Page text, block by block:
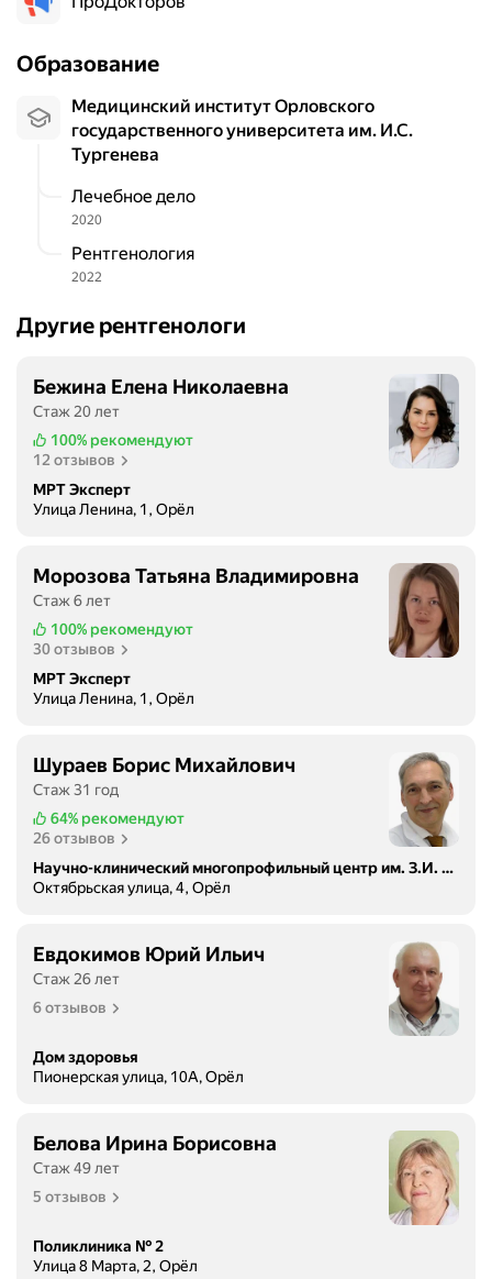
Образование
Медицинский институт Орловского
государственного университета им. И.С.
Тургенева
Лечебное дело
2020
Рентгенология
2022
Другие рентгенологи
Бежина Елена Николаевна
Стаж 20 лет
100% рекомендуют
12 отзывов
МРТ Эксперт
Улица Ленина, 1, Орёл
Морозова Татьяна Владимировна
Стаж 6 лет
100% рекомендуют
30 отзывов
МРТ Эксперт
Улица Ленина, 1, Орёл
Шураев Борис Михайлович
Стаж 31 год
64% рекомендуют
26 отзывов
Научно-клинический многопрофильный центр им. З.И. Круглой, детская больница
Октябрьская улица, 4, Орёл
Евдокимов Юрий Ильич
Стаж 26 лет
6 отзывов
Дом здоровья
Пионерская улица, 10А, Орёл
Белова Ирина Борисовна
Стаж 49 лет
5 отзывов
Поликлиника № 2
Улица 8 Марта, 2, Орёл